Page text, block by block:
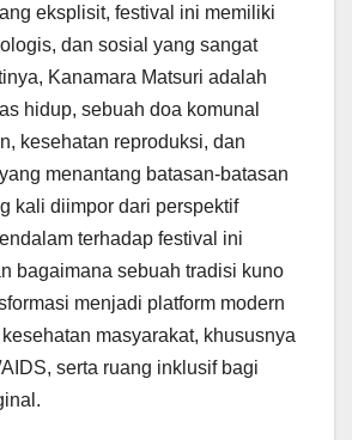
eksplisit, festival ini memiliki
dan sosial yang sangat
Kanamara Matsuri adalah
hidup, sebuah doa komunal
kesehatan reproduksi, dan
menantang batasan-batasan
kali diimpor dari perspektif
terhadap festival ini
bagaimana sebuah tradisi kuno
menjadi platform modern
masyarakat, khususnya
serta ruang inklusif bagi